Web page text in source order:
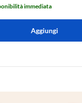
immediata
Aggiungi